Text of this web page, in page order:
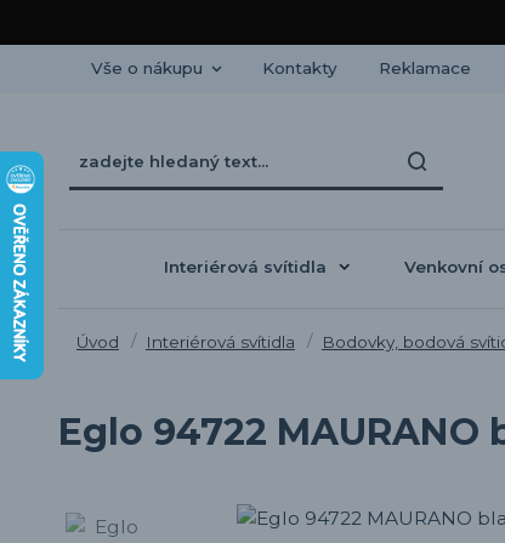
Vše o nákupu Kontakty Reklamace
Interiérová svítidla Venkovní
Úvod Interiérová svítidla Bodovky, bodová
Eglo 94722